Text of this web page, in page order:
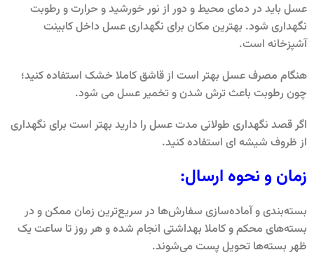
عسل باید در دمای محیط و دور از نور خورشید و حرارت و رطوبت
نگهداری شود. بهترین مکان برای نگهداری عسل داخل کابینت
آشپزخانه است.
هنگام مصرف عسل بهتر است از قاشق کاملا خشک استفاده کنید؛
چون رطوبت باعث ترش شدن و تخمیر عسل می شود.
اگر قصد نگهداری طولانی مدت عسل را دارید بهتر است برای نگهداری
از ظروف شیشه ای استفاده کنید.
زمان و نحوه ارسال:
بسته‌بندی و آماده‌سازی سفارش‌ها در سریع‌ترین زمان ممکن و در
بسته‌های محکم و کاملا بهداشتی انجام شده و هر روز تا ساعت یک
ظهر بسته‌ها تحویل پست می‌شوند.